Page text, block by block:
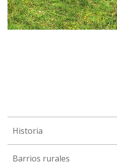
Historia
Barrios rurales